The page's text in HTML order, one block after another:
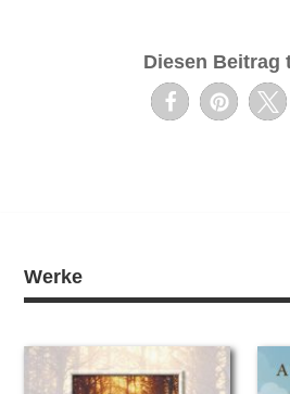
Diesen Beitrag
Werke